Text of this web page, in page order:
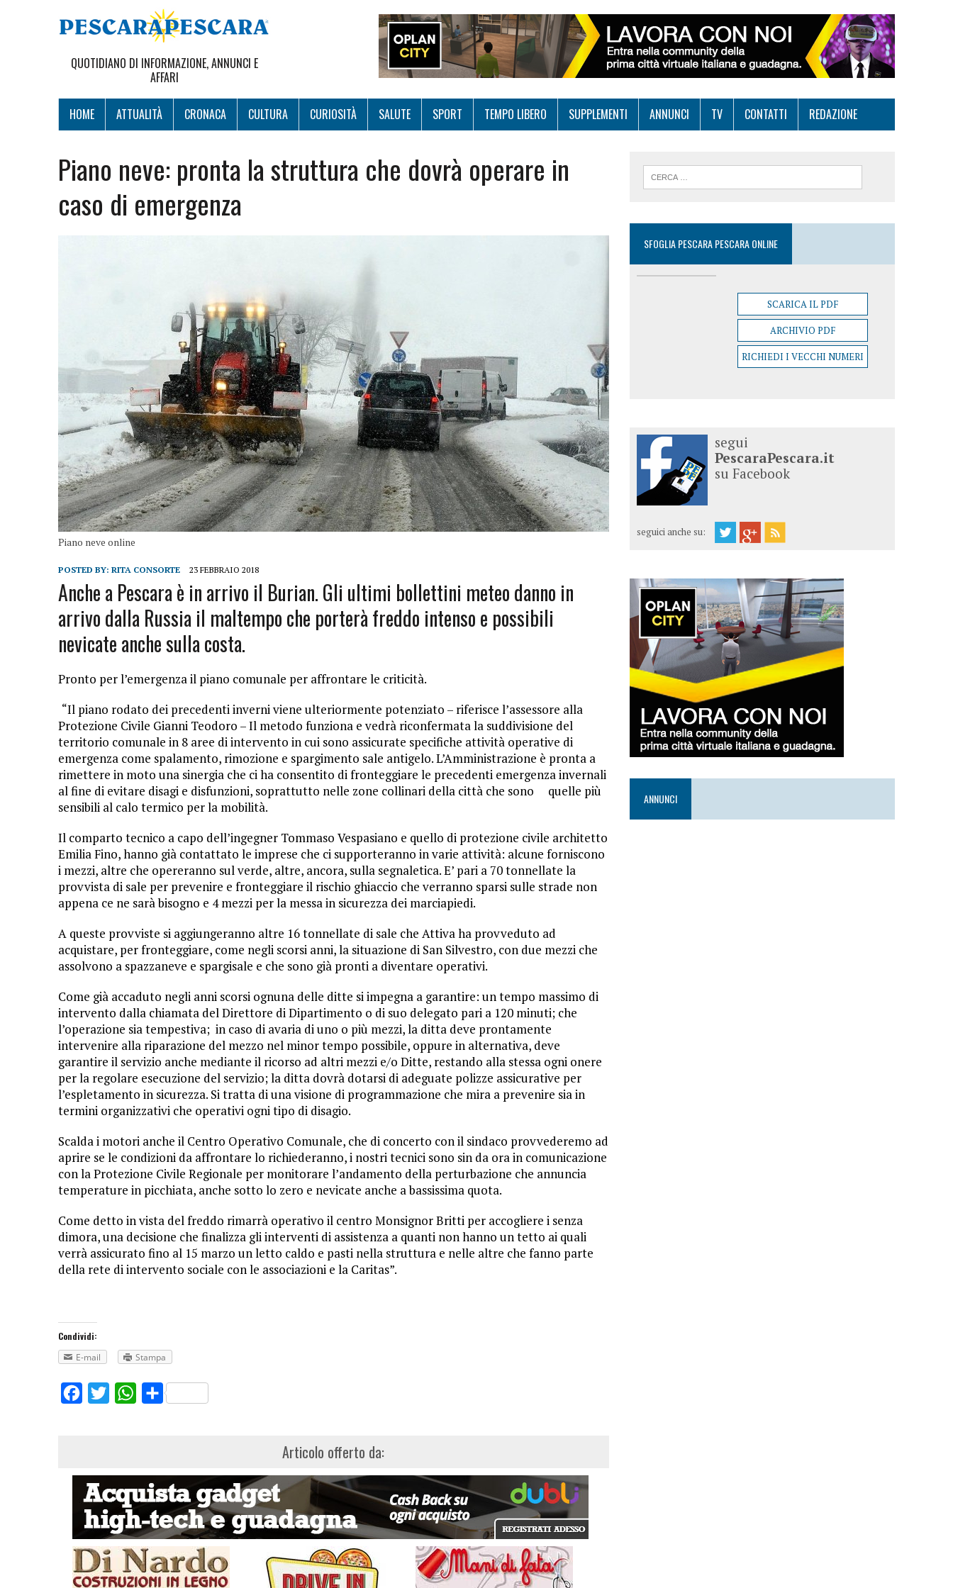
QUOTIDIANO DI INFORMAZIONE, ANNUNCI E
AFFARI
HOME ATTUALITÀ CRONACA CULTURA CURIOSITÀ SALUTE SPORT TEMPO LIBERO SUPPLEMENTI ANNUNCI TV CONTATTI REDAZIONE
Piano neve: pronta la struttura che dovrà operare in
caso di emergenza
Piano neve online
POSTED BY: RITA CONSORTE 23 FEBBRAIO 2018
Anche a Pescara è in arrivo il Burian. Gli ultimi bollettini meteo danno in
arrivo dalla Russia il maltempo che porterà freddo intenso e possibili
nevicate anche sulla costa.
Pronto per l’emergenza il piano comunale per affrontare le criticità.
“Il piano rodato dei precedenti inverni viene ulteriormente potenziato – riferisce l’assessore alla
Protezione Civile Gianni Teodoro – Il metodo funziona e vedrà riconfermata la suddivisione del
territorio comunale in 8 aree di intervento in cui sono assicurate specifiche attività operative di
emergenza come spalamento, rimozione e spargimento sale antigelo. L’Amministrazione è pronta a
rimettere in moto una sinergia che ci ha consentito di fronteggiare le precedenti emergenza invernali
al fine di evitare disagi e disfunzioni, soprattutto nelle zone collinari della città che sono quelle più
sensibili al calo termico per la mobilità.
Il comparto tecnico a capo dell’ingegner Tommaso Vespasiano e quello di protezione civile architetto
Emilia Fino, hanno già contattato le imprese che ci supporteranno in varie attività: alcune forniscono
i mezzi, altre che opereranno sul verde, altre, ancora, sulla segnaletica. E’ pari a 70 tonnellate la
provvista di sale per prevenire e fronteggiare il rischio ghiaccio che verranno sparsi sulle strade non
appena ce ne sarà bisogno e 4 mezzi per la messa in sicurezza dei marciapiedi.
A queste provviste si aggiungeranno altre 16 tonnellate di sale che Attiva ha provveduto ad
acquistare, per fronteggiare, come negli scorsi anni, la situazione di San Silvestro, con due mezzi che
assolvono a spazzaneve e spargisale e che sono già pronti a diventare operativi.
Come già accaduto negli anni scorsi ognuna delle ditte si impegna a garantire: un tempo massimo di
intervento dalla chiamata del Direttore di Dipartimento o di suo delegato pari a 120 minuti; che
l’operazione sia tempestiva; in caso di avaria di uno o più mezzi, la ditta deve prontamente
intervenire alla riparazione del mezzo nel minor tempo possibile, oppure in alternativa, deve
garantire il servizio anche mediante il ricorso ad altri mezzi e/o Ditte, restando alla stessa ogni onere
per la regolare esecuzione del servizio; la ditta dovrà dotarsi di adeguate polizze assicurative per
l’espletamento in sicurezza. Si tratta di una visione di programmazione che mira a prevenire sia in
termini organizzativi che operativi ogni tipo di disagio.
Scalda i motori anche il Centro Operativo Comunale, che di concerto con il sindaco provvederemo ad
aprire se le condizioni da affrontare lo richiederanno, i nostri tecnici sono sin da ora in comunicazione
con la Protezione Civile Regionale per monitorare l’andamento della perturbazione che annuncia
temperature in picchiata, anche sotto lo zero e nevicate anche a bassissima quota.
Come detto in vista del freddo rimarrà operativo il centro Monsignor Britti per accogliere i senza
dimora, una decisione che finalizza gli interventi di assistenza a quanti non hanno un tetto ai quali
verrà assicurato fino al 15 marzo un letto caldo e pasti nella struttura e nelle altre che fanno parte
della rete di intervento sociale con le associazioni e la Caritas”.
Condividi:
E-mail
Stampa
FacebookTwitterWhatsApp
Share
Articolo offerto da:
SFOGLIA PESCARA PESCARA ONLINE
SCARICA IL PDF
ARCHIVIO PDF
RICHIEDI I VECCHI NUMERI
segui
PescaraPescara.it
su Facebook
seguici anche su:
ANNUNCI